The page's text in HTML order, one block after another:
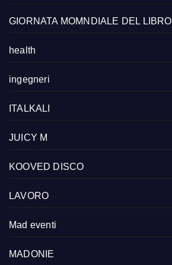
GIORNATA MOMNDIALE DEL LIBRO
health
ingegneri
ITALKALI
JUICY M
KOOVED DISCO
LAVORO
Mad eventi
MADONIE